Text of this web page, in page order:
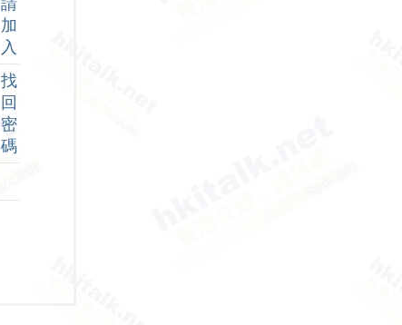
請
加
入
找
回
密
碼